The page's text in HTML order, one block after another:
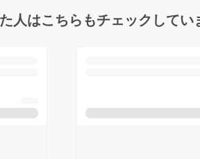
人はこちらもチェックしてい